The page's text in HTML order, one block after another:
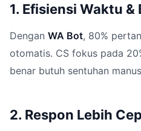
1. Efisiensi Waktu &
Dengan WA Bot, 80%
otomatis. CS fokus pada
benar butuh sentuhan
2. Respon Lebih